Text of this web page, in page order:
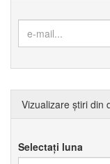
Vizualizare știri din
Selectați luna